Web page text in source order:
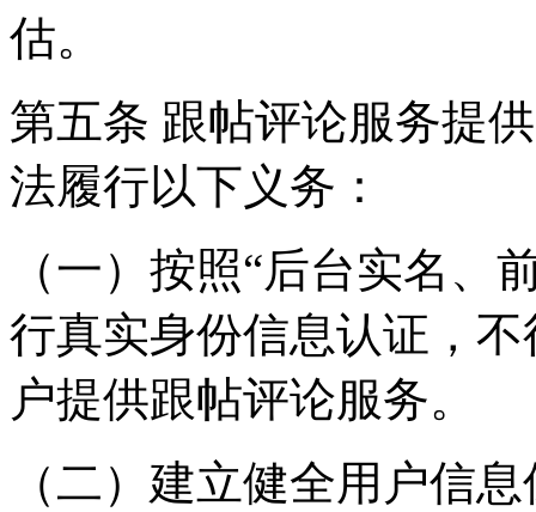
估。
第五条 跟帖评论服务提
法履行以下义务：
（一）按照“后台实名、
行真实身份信息认证，
户提供跟帖评论服务。
（二）建立健全用户信